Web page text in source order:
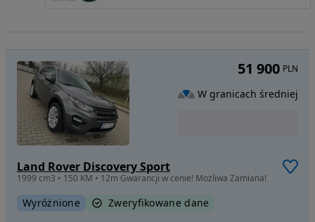
Land Rover Discovery Sport
1999 cm3 • 150 KM • 12m Gwarancji w cenie! Możliwa Zamiana!
Wyróżnione Zweryfikowane dane
51 900 PLN
W granicach średniej